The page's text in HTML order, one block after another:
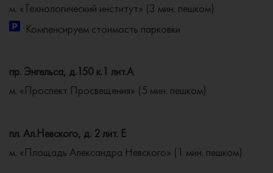
м. «Технологический институт» (3 мин. пешком)
Компенсируем стоимость парковки
пр. Энгельса, д.150 к.1 лит.А
м. «Проспект Просвещения» (5 мин. пешком)
пл. Ал.Невского, д. 2 лит. Е
м. «Площадь Александра Невского» (1 мин. пешком)